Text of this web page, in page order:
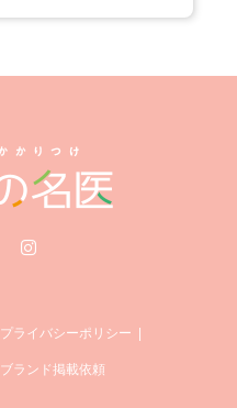
プライバシーポリシー
ブランド掲載依頼